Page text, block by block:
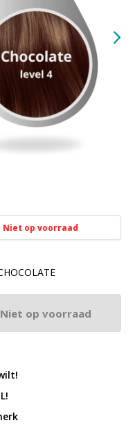
Niet op voorraad
Niet op voorraad